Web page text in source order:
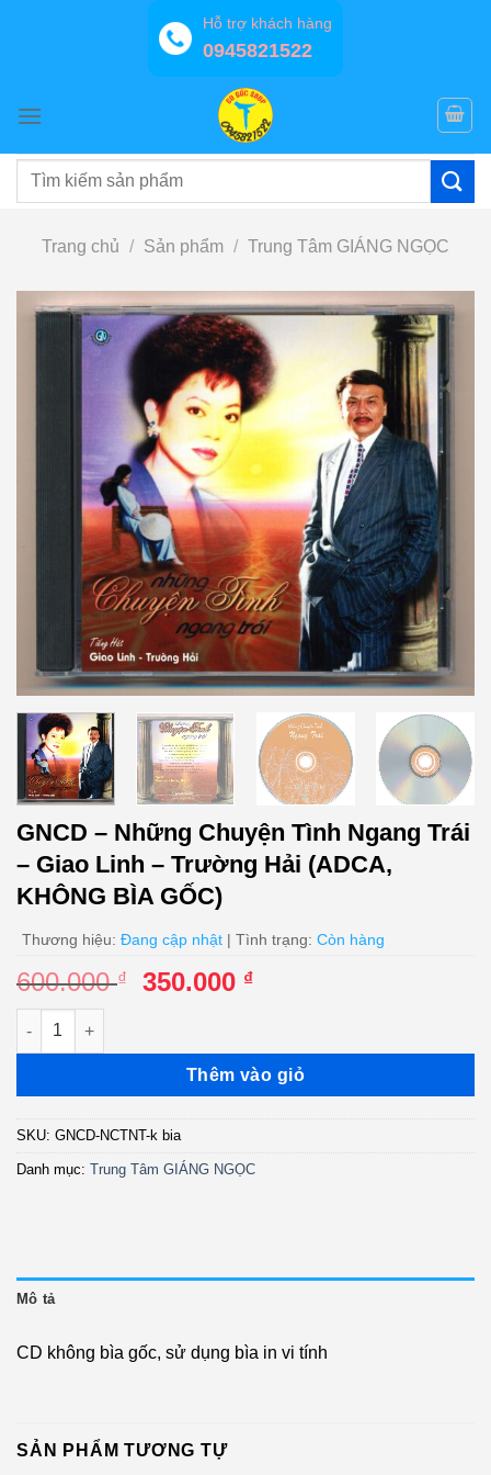
Hỗ trợ khách hàng
0945821522
Tìm
Trang chủ / Sản phẩm / Trung Tâm GIÁNG NGỌC
GNCD – Những Chuyện Tình Ngang Trái
– Giao Linh – Trường Hải (ADCA,
KHÔNG BÌA GỐC)
Thương hiệu: Đang cập nhật | Tình trạng: Còn hàng
600.000₫
Giá
600.000 ₫.
350.000 ₫Giá
là:
350.000 ₫.
GNCD - Những Chuyện Tình Ngang Trái - Giao Linh - Trường
Thêm vào giỏ
SKU: GNCD-NCTNT-k bia
Danh mục: Trung Tâm GIÁNG NGỌC
Mô tả
CD không bìa gốc, sử dụng bìa in vi tính
SẢN PHẨM TƯƠNG TỰ